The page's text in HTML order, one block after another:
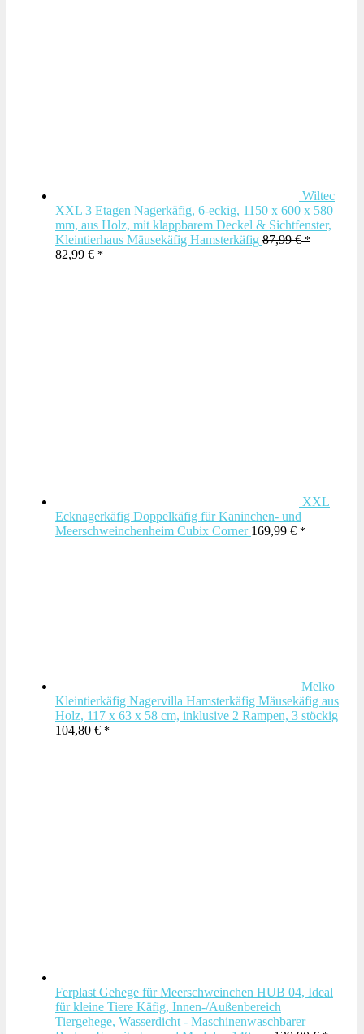
Wiltec
XXL 3 Etagen Nagerkäfig, 6-eckig, 1150 x 600 x 580
mm, aus Holz, mit klappbarem Deckel & Sichtfenster,
Kleintierhaus Mäusekäfig Hamsterkäfig 87,99€
Ursprünglicher
82,99 € Aktueller
XXL
Ecknagerkäfig Doppelkäfig für Kaninchen- und
Meerschweinchenheim Cubix Corner 169,99 €
Melko
Kleintierkäfig Nagervilla Hamsterkäfig Mäusekäfig aus
Holz, 117 x 63 x 58 cm, inklusive 2 Rampen, 3 stöckig
104,80 €
Ferplast Gehege für Meerschweinchen HUB 04, Ideal
für kleine Tiere Käfig, Innen-/Außenbereich
Tiergehege, Wasserdicht - Maschinenwaschbarer